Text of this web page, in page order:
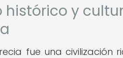
histórico y
fue una civilización